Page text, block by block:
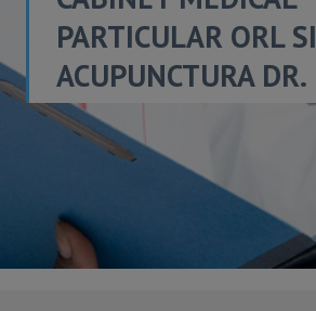
PARTICULAR ORL SI
ACUPUNCTURA DR.
FOTESCU OTTO